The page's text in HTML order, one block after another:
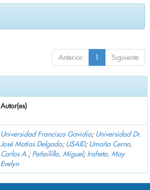
Anterior 1 Siguiente
Autor(es)
Universidad Francisco Gavidia; Universidad Dr.
José Matías Delgado; USAID; Umaña Cerna,
Carlos A.; Peñailillo, Miguel; Iraheta, May
Evelyn